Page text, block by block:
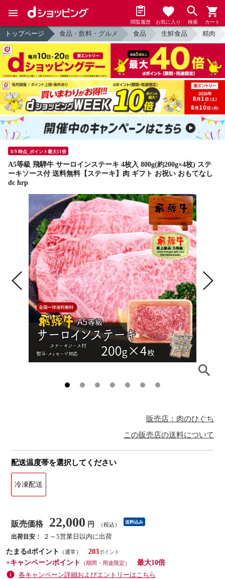
閲覧履歴 お気に入り 検索 カート
トップページ 食品・飲料・グルメ 食品 生鮮食品 精肉
8/9 時点_ポイント最大11倍
A5等級 飛騨牛 サーロインステーキ 4枚入 800g(約200g×4枚) ステ
ーキソース付 送料無料【ステーキ】肉 ギフト お祝い おもてなし
dc hrp
販売店：肉のひぐち
この販売店の送料について
配送温度帯を選択してください
冷凍配送
販売価格 22,000 円 （税込） 送料込み
出荷目安：
２～5営業日以内に出荷
たまるdポイント
（通常）
203
+キャンペーンポイント
（期間・用途限定）
最大10倍
各キャンペーン詳細およびエントリーはこちら